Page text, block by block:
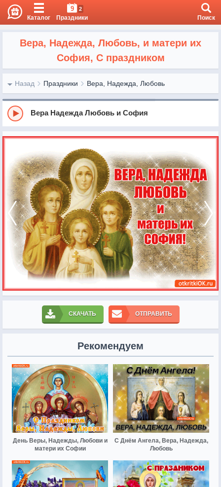
Каталог
9 2
Праздники Поиск
Вера, Надежда, Любовь, и матери их
София, С праздником
Назад Праздники Вера, Надежда, Любовь
Вера Надежда Любовь и София
СКАЧАТЬ ОТПРАВИТЬ
Рекомендуем
День Веры, Надежды, Любови и
матери их Софии
С Днём Ангела, Вера, Надежда,
Любовь